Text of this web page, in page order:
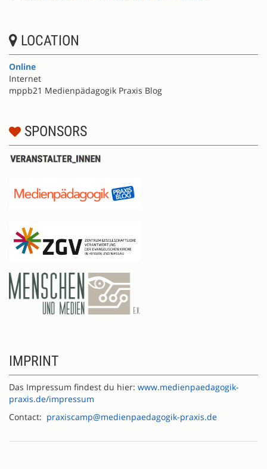
LOCATION
Online
Internet
mppb21 Medienpädagogik Praxis Blog
SPONSORS
IMPRINT
Das Impressum findest du hier: www.medienpaedagogik-
praxis.de/impressum
Contact: praxiscamp@medienpaedagogik-praxis.de